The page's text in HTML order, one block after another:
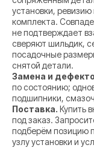
установки,
комплекта.
не подтверждает
сверяют шильдик,
посадочные
снятой детали.
Замена и
по состоянию;
подшипники,
Поставка. Купить
под заказ.
подберём позицию
узлу установки и